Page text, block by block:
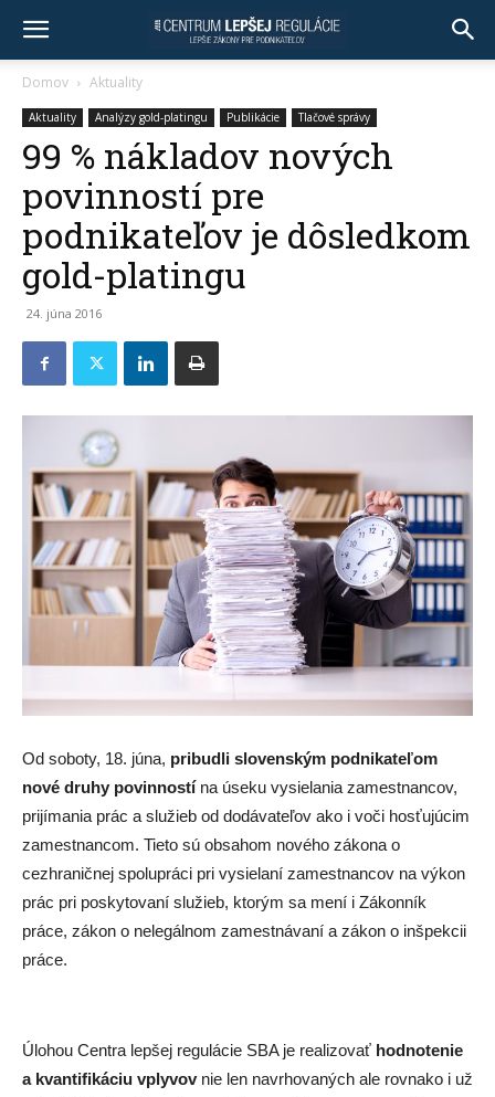
Domov Aktuality
Aktuality Analýzy gold-platingu Publikácie Tlačové správy
99 % nákladov nových
povinností pre
podnikateľov je dôsledkom
gold-platingu
24. júna 2016
Od soboty, 18. júna, pribudli slovenským podnikateľom
nové druhy povinnostína úseku vysielania zamestnancov,
prijímania prác a služieb od dodávateľov ako i voči hosťujúcim
zamestnancom. Tieto sú obsahom nového zákona o
cezhraničnej spolupráci pri vysielaní zamestnancov na výkon
prác pri poskytovaní služieb, ktorým sa mení i Zákonník
práce, zákon o nelegálnom zamestnávaní a zákon o inšpekcii
práce.
Úlohou Centra lepšej regulácie SBA je realizovať hodnotenie
a kvantifikáciu vplyvovnie len navrhovaných ale rovnako i už